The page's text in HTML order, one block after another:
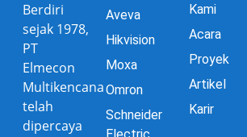
Berdiri
sejak 1978,
PT
Elmecon
Multikencana
telah
dipercaya
Aveva
Hikvision
Moxa
Omron
Schneider
Kami
Acara
Proyek
Artikel
Karir